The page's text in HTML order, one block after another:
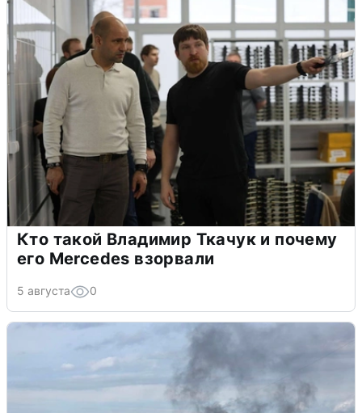
Кто такой Владимир Ткачук и почему
его Mercedes взорвали
5 августа 0